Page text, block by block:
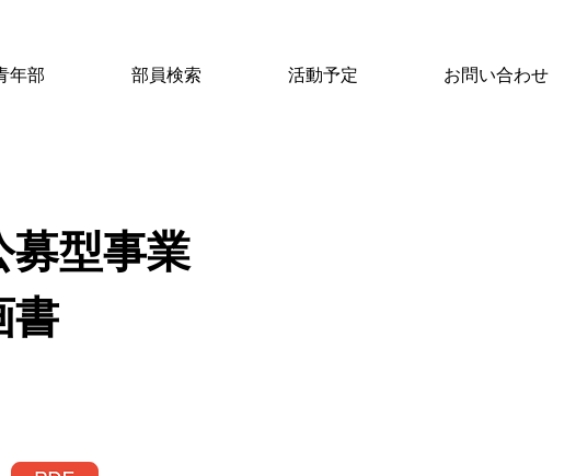
年部 部員検索 活動予定 お問い合わせ
型事業
書